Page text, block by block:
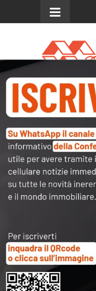
Menu
Italia